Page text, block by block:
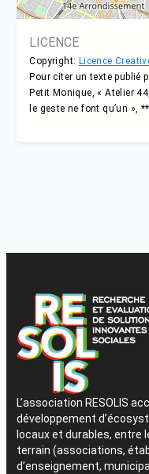
LICENCE
Copyright: Licence
Pour citer un texte publié
Petit Monique, « Atelier
le geste ne font qu’un »,
L’association RESOLIS
développement
locaux et durables,
terrain (associations,
d’enseignement,